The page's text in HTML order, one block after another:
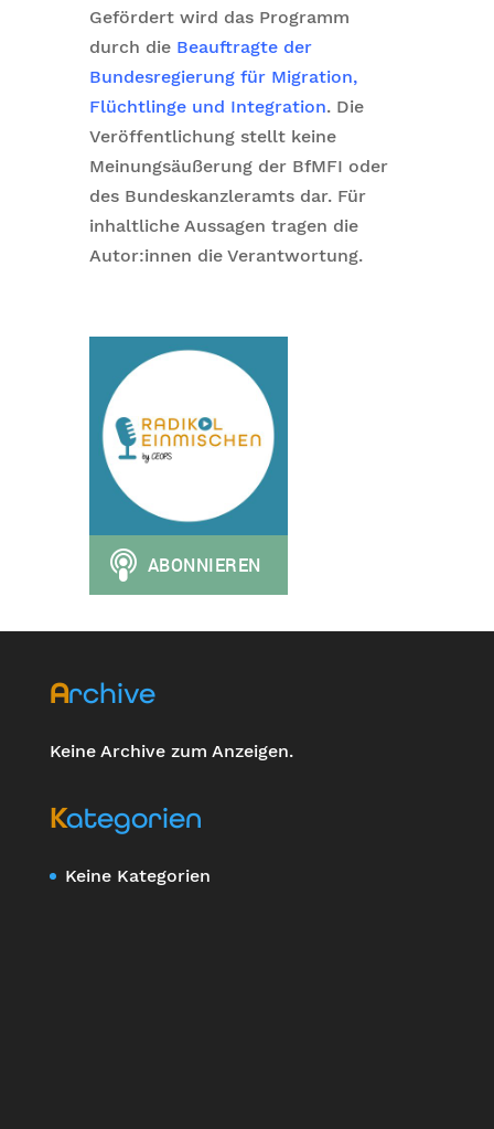
Gefördert wird das Programm
durch die Beauftragte der
Bundesregierung für Migration,
Flüchtlinge und Integration. Die
Veröffentlichung stellt keine
Meinungsäußerung der BfMFI oder
des Bundeskanzleramts dar. Für
inhaltliche Aussagen tragen die
Autor:innen die Verantwortung.
Archive
Keine Archive zum Anzeigen.
Kategorien
Keine Kategorien